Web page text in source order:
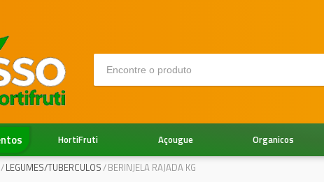
Organicos
Açougue
HortiFruti
/LEGUMES/TUBERCULOS/BERINJELA RAJADA KG